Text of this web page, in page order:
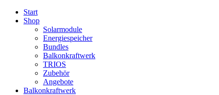
Start
Shop
Solarmodule
Energiespeicher
Bundles
Balkonkraftwerk
TRIOS
Zubehör
Angebote
Balkonkraftwerk